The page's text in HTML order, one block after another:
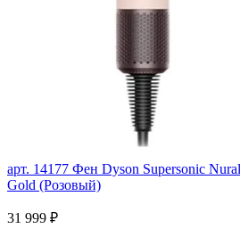
арт. 14177 Фен Dyson Supersonic
Gold (Розовый)
31 999 ₽